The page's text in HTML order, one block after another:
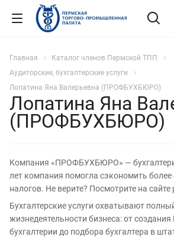
Главная
Каталог членов Пермской ТПП
Аудиторские, бухгалтерские услуги
Лопатина Яна Валерьевна (ПРОФБУХБЮРО)
Лопатина Яна
(ПРОФБУХБЮРО)
Компания «ПРОФБУХБЮРО» —
лет компания помогла сэкономить более
налогов. Не верите? Посмотрите на сайте
Бухгалтерские услуги охватывают
жизнедеятельности бизнеса: от
бухгалтерии до подбора бухгалтера в